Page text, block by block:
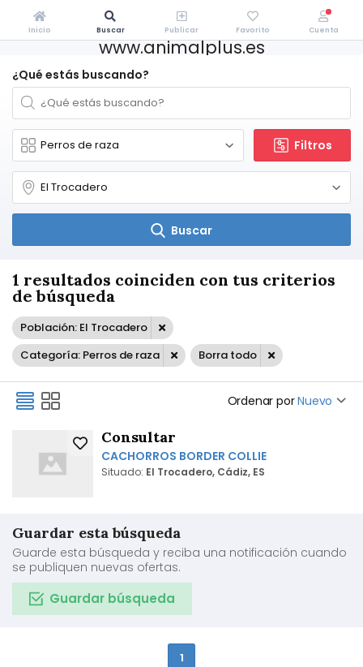
www.animalplus.es
¿Qué estás buscando?
Filtros
Buscar
1 resultados coinciden con tus criterios
de búsqueda
Población: El Trocadero
Categoría: Perros de raza
Borra todo
Ordenar porNuevo
Consultar
CACHORROS BORDER COLLIE
Situado: El Trocadero, Cádiz, ES
Guardar esta búsqueda
Guarde esta búsqueda y reciba una notificación cuando
se publiquen nuevas ofertas.
Guardar búsqueda
1
Inicio Buscar Publicar Favorito Cuenta